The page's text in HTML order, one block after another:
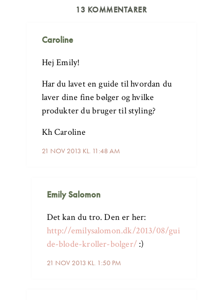
13 KOMMENTARER
Caroline
21 NOV 2013 KL. 11:48 AM
Hej Emily!
Har du lavet en guide til hvordan du
laver dine fine bølger og hvilke
produkter du bruger til styling?
Kh Caroline
Emily Salomon
21 NOV 2013 KL. 1:50 PM
Det kan du tro. Den er her:
http://emilysalomon.dk/2013/08/gui
de-blode-kroller-bolger/:)